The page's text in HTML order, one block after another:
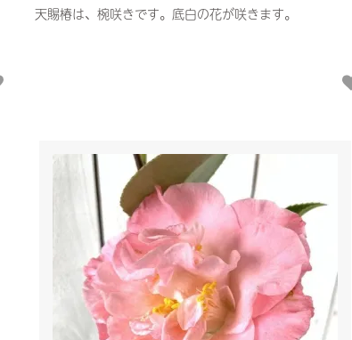
天賜椿は、椀咲きです。底白の花が咲きます。